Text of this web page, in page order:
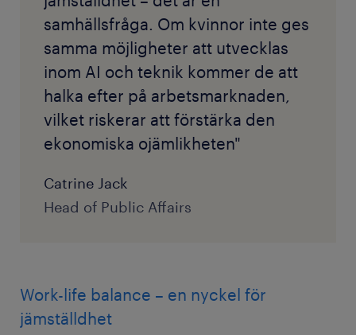
samhällsfråga. Om kvinnor inte ges
samma möjligheter att utvecklas
inom AI och teknik kommer de att
halka efter på arbetsmarknaden,
vilket riskerar att förstärka den
ekonomiska ojämlikheten"
Catrine Jack
Head of Public Affairs
Work-life balance – en nyckel för
jämställdhet